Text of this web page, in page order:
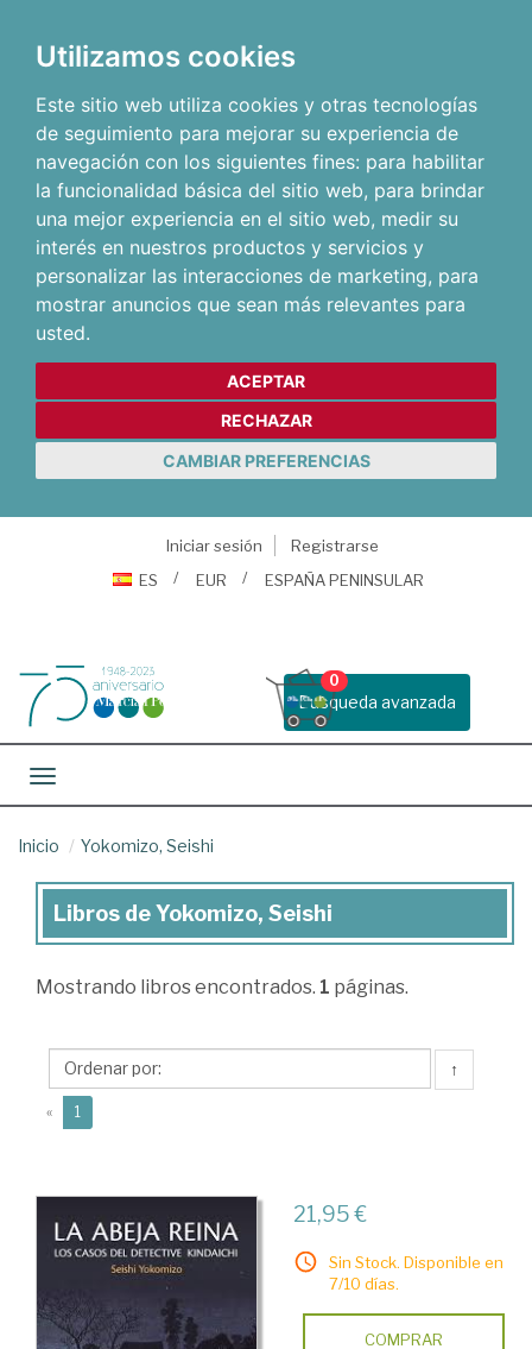
Utilizamos cookies
Este sitio web utiliza cookies y otras tecnologías
de seguimiento para mejorar su experiencia de
navegación con los siguientes fines: para habilitar
la funcionalidad básica del sitio web, para brindar
una mejor experiencia en el sitio web, medir su
interés en nuestros productos y servicios y
personalizar las interacciones de marketing, para
mostrar anuncios que sean más relevantes para
usted.
ACEPTAR
RECHAZAR
CAMBIAR PREFERENCIAS
Iniciar sesión
Registrarse
ES
EUR ESPAÑA PENINSULAR
Busqueda avanzada
0
Toggle navigation
Inicio Yokomizo, Seishi
Libros
Yokomizo,
Libros de Yokomizo, Seishi
Mostrando libros encontrados. 1 páginas.
↑
« 1
21,95 €
Sin Stock. Disponible en
7/10 días.
COMPRAR